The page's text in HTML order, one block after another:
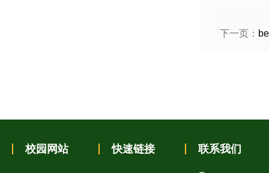
下一页：
校园网站 快速链接 联系我们